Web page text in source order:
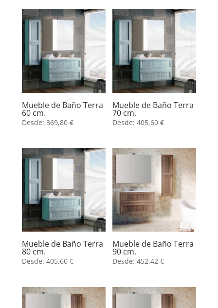
Mueble de Baño Terra
60 cm.
Desde: 369,80 €
Mueble de Baño Terra
70 cm.
Desde:405,60€
Mueble de Baño Terra
80 cm.
Desde: 405,60 €
Mueble de Baño Terra
90 cm.
Desde:452,42€